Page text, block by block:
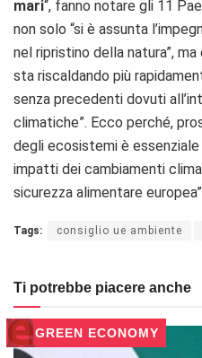
mari“, fanno notare gli 11
non solo “si è assunta
nel ripristino della natura”,
sta riscaldando più
senza precedenti dovuti
climatiche”. Ecco perché,
degli ecosistemi è
impatti dei cambiamenti
sicurezza alimentare
Tags: consiglio ue ambiente
Ti potrebbe piacere anche
GREEN ECONOMY